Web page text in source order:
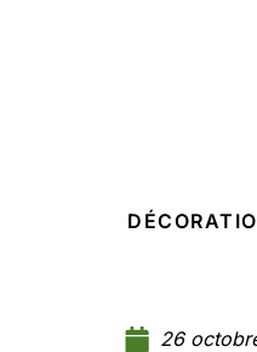
26